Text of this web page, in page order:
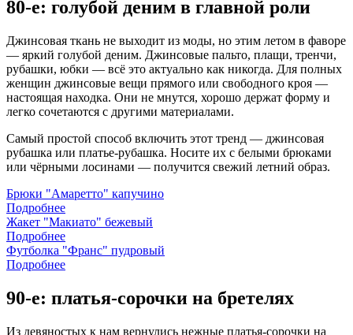
80-е: голубой деним в главной роли
Джинсовая ткань не выходит из моды, но этим летом в фаворе
— яркий голубой деним. Джинсовые пальто, плащи, тренчи,
рубашки, юбки — всё это актуально как никогда. Для полных
женщин джинсовые вещи прямого или свободного кроя —
настоящая находка. Они не мнутся, хорошо держат форму и
легко сочетаются с другими материалами.
Самый простой способ включить этот тренд — джинсовая
рубашка или платье-рубашка. Носите их с белыми брюками
или чёрными лосинами — получится свежий летний образ.
Брюки "Амаретто" капучино
Подробнее
Жакет "Макиато" бежевый
Подробнее
Футболка "Франс" пудровый
Подробнее
90-е: платья-сорочки на бретелях
Из девяностых к нам вернулись нежные платья-сорочки на